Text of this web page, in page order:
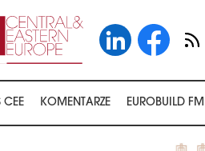
CEE KOMENTARZE EUROBUILD FM